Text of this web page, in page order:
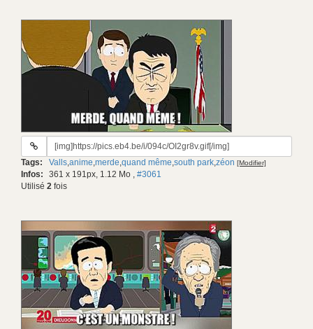
URL
gif:
Tags: Valls,anime,merde,quand même,south park,zéon [Modifier]
Infos: 361 x 191px, 1.12 Mo , #3061
Utilisé 2 fois